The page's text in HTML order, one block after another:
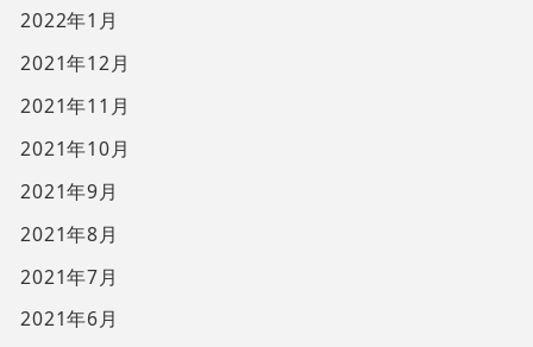
2022年1月
2021年12月
2021年11月
2021年10月
2021年9月
2021年8月
2021年7月
2021年6月